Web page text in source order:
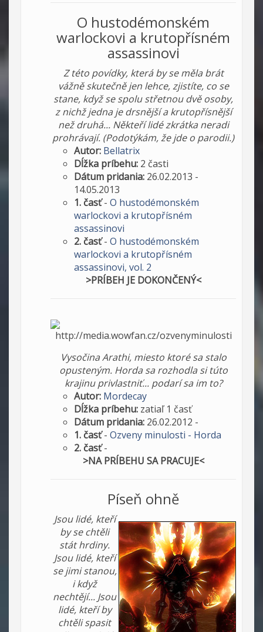
O hustodémonském
warlockovi a krutopřísném
assassinovi
Z této povídky, která by se měla brát
vážně skutečně jen lehce, zjistíte, co se
stane, když se spolu střetnou dvě osoby,
z nichž jedna je drsnější a krutopřísnější
než druhá... Někteří lidé zkrátka neradi
prohrávají. (Podotýkám, že jde o parodii.)
Autor: Bellatrix
Dĺžka príbehu: 2 časti
Dátum pridania: 26.02.2013 -
14.05.2013
1. časť- O hustodémonském
warlockovi a krutopřísném
assassinovi
2. časť- O hustodémonském
warlockovi a krutopřísném
assassinovi, vol. 2
>PRÍBEH JE DOKONČENÝ<
Vysočina Arathi, miesto ktoré sa stalo
opusteným. Horda sa rozhodla si túto
krajinu privlastniť... podarí sa im to?
Autor: Mordecay
Dĺžka príbehu: zatiaľ 1 časť
Dátum pridania: 26.02.2012 -
1. časť- Ozveny minulosti - Horda
2. časť-
>NA PRÍBEHU SA PRACUJE<
Píseň ohně
Jsou lidé, kteří
by se chtěli
stát hrdiny.
Jsou lidé, kteří
se jimi stanou,
i když
nechtějí... Jsou
lidé, kteří by
chtěli spasit